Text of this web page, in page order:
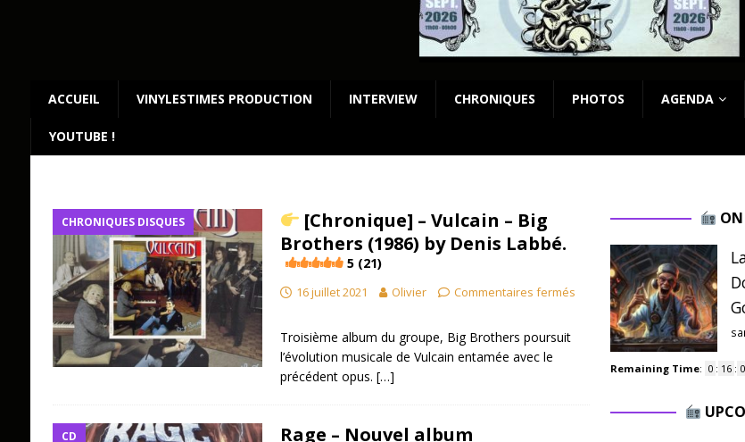
ACCUEIL VINYLESTIMES PRODUCTION INTERVIEW CHRONIQUES PHOTOS AGENDA
YOUTUBE !
CHRONIQUES DISQUES
[Chronique] – Vulcain – Big
Brothers (1986) by Denis Labbé.
5 (21)
16 juillet 2021 Olivier Commentaires fermés
Troisième album du groupe, Big Brothers poursuit
l’évolution musicale de Vulcain entamée avec le
précédent opus. […]
CD
Rage – Nouvel album
Remaining Time: 0 : 16 :